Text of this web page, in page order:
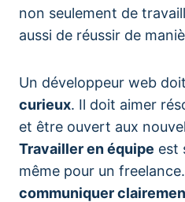
non seulement de
aussi de réussir de
Un développeur web
curieux. Il doit aimer
et être ouvert aux
Travailler en équipe est
même pour un
communiquer